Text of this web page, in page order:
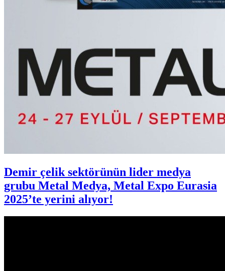
Demir çelik sektörünün lider medya
grubu Metal Medya, Metal Expo Eurasia
2025’te yerini alıyor!